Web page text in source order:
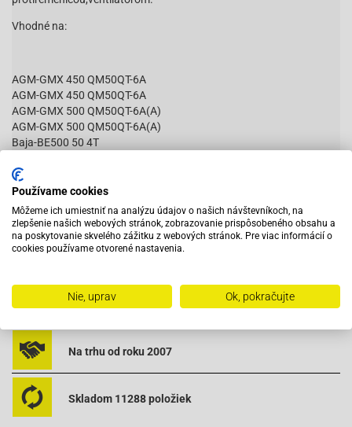
Vhodné na:
AGM-GMX 450 QM50QT-6A
AGM-GMX 450 QM50QT-6A
AGM-GMX 500 QM50QT-6A(A)
AGM-GMX 500 QM50QT-6A(A)
Baja-BE500 50 4T
Baja-Suncity SC50 4T VIN LWGT
Baotian-BT49QT-11 Retro
Baotian-BT49QT-12A1 Rebel
Baotian-BT49QT-12C1
Baotian-BT49QT-12D Hero
Baotian-BT49QT-12E Rocky
Baotian-BT49QT-12G
Baotian-BT49QT-12P1 Tiger
Baotian-BT49QT-2A Big Panther
Baotian-BT49QT-2C Falcon
Baotian-BT49QT-3
Baotian-BT49QT-6A1
Baotian-BT49QT-6A4
Baotian-BT49QT-6B1
Čítať viac
Pri objednaní do 12:00 tovar zajtra u vás
Na trhu od roku 2007
Skladom 11288 položiek
Používame cookies
Môžeme ich umiestniť na analýzu údajov o našich návštevníkoch, na
zlepšenie našich webových stránok, zobrazovanie prispôsobeného obsahu a
na poskytovanie skvelého zážitku z webových stránok. Pre viac informácií o
cookies používame otvorené nastavenia.
Nie, uprav Ok, pokračujte